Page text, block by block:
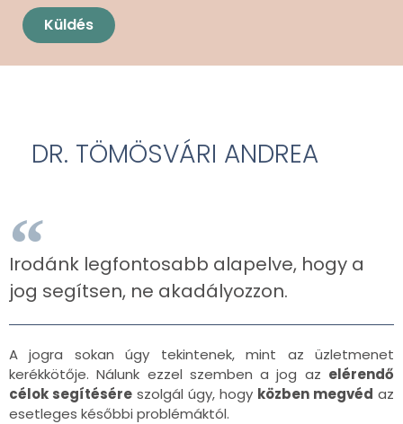
Küldés
DR. TÖMÖSVÁRI ANDREA
Irodánk legfontosabb alapelve, hogy a
jog segítsen, ne akadályozzon.
A jogra sokan úgy tekintenek, mint az üzletmenet
kerékkötője. Nálunk ezzel szemben a jog az elérendő
célok segítésére szolgál úgy, hogy közben megvéd az
esetleges későbbi problémáktól.